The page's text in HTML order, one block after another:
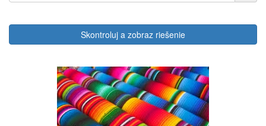
Skontroluj a zobraz riešenie